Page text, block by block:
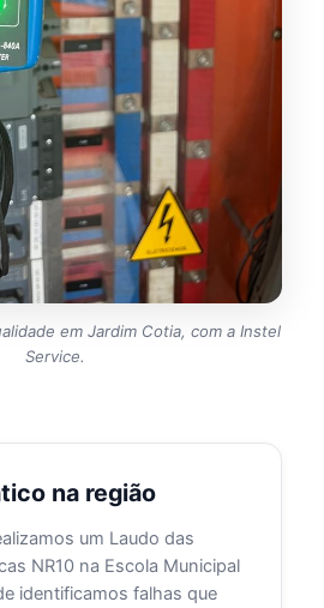
em Jardim Cotia, com a Instel
Service.
na região
um Laudo das
NR10 na Escola Municipal
identificamos falhas que